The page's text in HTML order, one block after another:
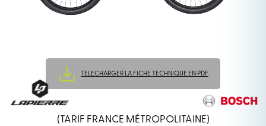
TELECHARGER LA FICHE TECHNIQUE EN PDF
(TARIF FRANCE MÉTROPOLITAINE)